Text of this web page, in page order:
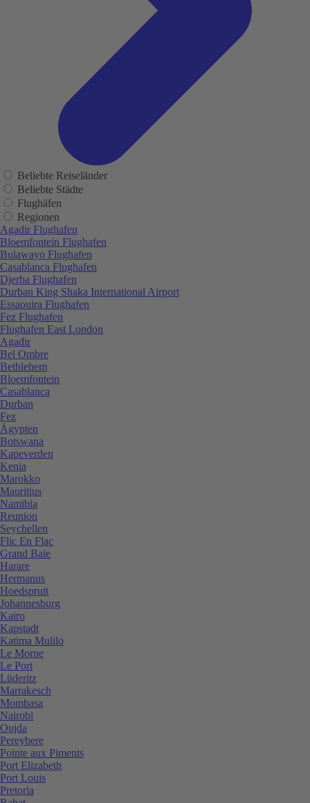
Beliebte Reiseländer
Beliebte Städte
Flughäfen
Regionen
Agadir Flughafen
Bloemfontein Flughafen
Bulawayo Flughafen
Casablanca Flughafen
Djerba Flughafen
Durban King Shaka International Airport
Essaouira Flughafen
Fez Flughafen
Flughafen East London
Agadir
Bel Ombre
Bethlehem
Bloemfontein
Casablanca
Durban
Fez
Ägypten
Botswana
Kapeverden
Kenia
Marokko
Mauritius
Namibia
Reunion
Seychellen
Flic En Flac
Grand Baie
Harare
Hermanus
Hoedspruit
Johannesburg
Kairo
Kapstadt
Katima Mulilo
Le Morne
Le Port
Lüderitz
Marrakesch
Mombasa
Nairobi
Oujda
Pereybere
Pointe aux Piments
Port Elizabeth
Port Louis
Pretoria